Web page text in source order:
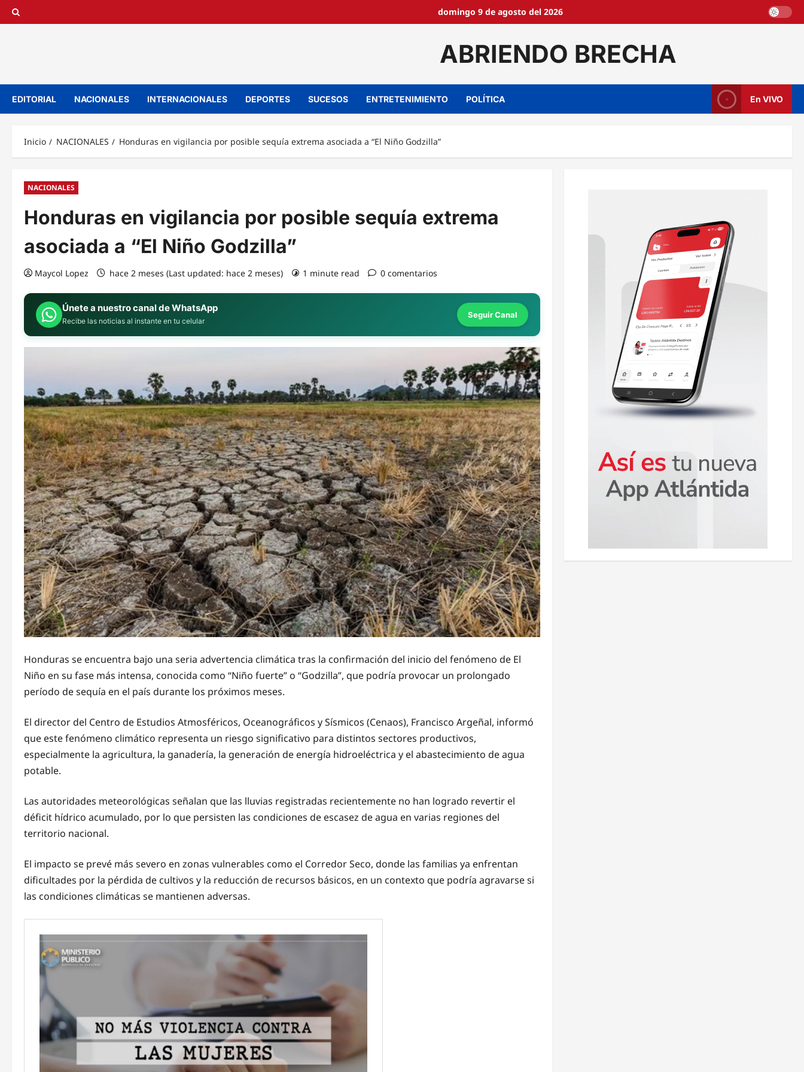
Saltar
domingo 9 de agosto del 2026
ABRIENDO BRECHA
EDITORIAL NACIONALES INTERNACIONALES DEPORTES SUCESOS ENTRETENIMIENTO POLÍTICA En VIVO
Inicio NACIONALES Honduras en vigilancia por posible sequía extrema asociada a “El Niño Godzilla”
NACIONALES
Honduras en vigilancia por posible sequía extrema
asociada a “El Niño Godzilla”
Maycol Lopez hace 2 meses (Last updated: hace 2 meses) 1 minute read 0 comentarios
Únete a nuestro canal de WhatsApp
Recibe las noticias al instante en tu celular
Seguir Canal
Honduras se encuentra bajo una seria advertencia climática tras la confirmación del inicio del fenómeno de El
Niño en su fase más intensa, conocida como “Niño fuerte” o “Godzilla”, que podría provocar un prolongado
período de sequía en el país durante los próximos meses.
El director del Centro de Estudios Atmosféricos, Oceanográficos y Sísmicos (Cenaos), Francisco Argeñal, informó
que este fenómeno climático representa un riesgo significativo para distintos sectores productivos,
especialmente la agricultura, la ganadería, la generación de energía hidroeléctrica y el abastecimiento de agua
potable.
Las autoridades meteorológicas señalan que las lluvias registradas recientemente no han logrado revertir el
déficit hídrico acumulado, por lo que persisten las condiciones de escasez de agua en varias regiones del
territorio nacional.
El impacto se prevé más severo en zonas vulnerables como el Corredor Seco, donde las familias ya enfrentan
dificultades por la pérdida de cultivos y la reducción de recursos básicos, en un contexto que podría agravarse si
las condiciones climáticas se mantienen adversas.